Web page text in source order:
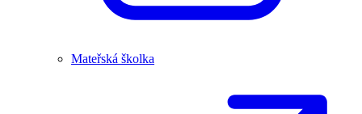
Mateřská školka